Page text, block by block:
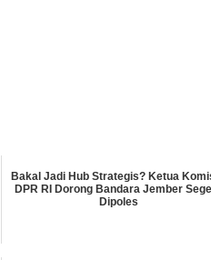
Bakal Jadi Hub Strategis? Ketua
DPR RI Dorong Bandara Jember
Dipoles